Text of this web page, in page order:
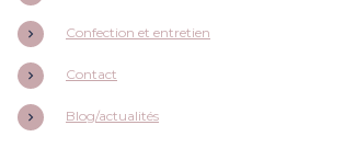
Confection et entretien
Contact
Blog/actualités